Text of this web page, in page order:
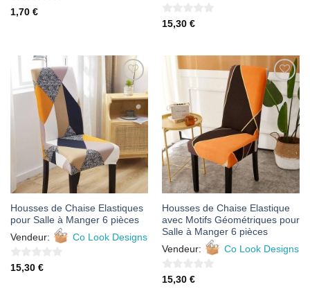
0
1,70 €
0
15,30 €
AJOUTER
À MES
FAVORIS
Housses de Chaise Elastiques
pour Salle à Manger 6 pièces
Vendeur:
Co Look Designs
0
15,30 €
AJOUTER
À MES
FAVORIS
Housses de Chaise Elastique
avec Motifs Géométriques pour
Salle à Manger 6 pièces
Vendeur:
Co Look Designs
0
15,30 €